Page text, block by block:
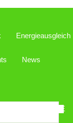
Energieausgleich
News
DE